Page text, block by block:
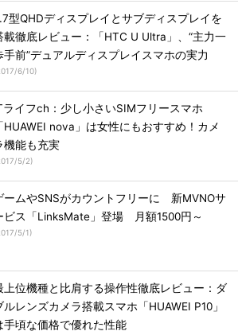
型QHDディスプレイとサブディスプレイを
載徹底レビュー：「HTC U Ultra」、“主力一
手前”デュアルディスプレイスマホの実力
6/10)
ライフch：少し小さいSIMフリースマホ
「HUAWEI nova」は女性にもおすすめ！カメ
機能も充実
5/2)
ームやSNSがカウントフリーに 新MVNOサ
ビス「LinksMate」登場 月額1500円～
5/1)
上位機種と比肩する操作性徹底レビュー：ダ
ルレンズカメラ搭載スマホ「HUAWEI P10」
手頃な価格で優れた性能